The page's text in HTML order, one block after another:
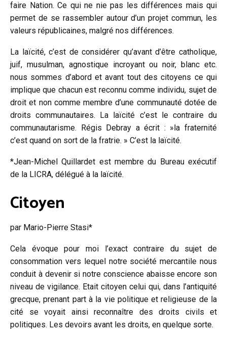
faire Nation. Ce qui ne nie pas les différences mais qui
permet de se rassembler autour d’un projet commun, les
valeurs républicaines, malgré nos différences.
La laïcité, c’est de considérer qu’avant d’être catholique,
juif, musulman, agnostique incroyant ou noir, blanc etc.
nous sommes d’abord et avant tout des citoyens ce qui
implique que chacun est reconnu comme individu, sujet de
droit et non comme membre d’une communauté dotée de
droits communautaires. La laïcité c’est le contraire du
communautarisme. Régis Debray a écrit : »la fraternité
c’est quand on sort de la fratrie. » C’est la laïcité.
*Jean-Michel Quillardet est membre du Bureau exécutif
de la LICRA, délégué à la laïcité.
Citoyen
par Mario-Pierre Stasi*
Cela évoque pour moi l’exact contraire du sujet de
consommation vers lequel notre société mercantile nous
conduit à devenir si notre conscience abaisse encore son
niveau de vigilance. Etait citoyen celui qui, dans l’antiquité
grecque, prenant part à la vie politique et religieuse de la
cité se voyait ainsi reconnaître des droits civils et
politiques. Les devoirs avant les droits, en quelque sorte.